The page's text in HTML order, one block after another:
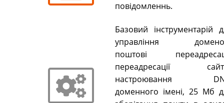
повідомленнь.
Базовий інструментарій
управління
поштові
переадресації
настроювання
доменного імені, 25 Мб